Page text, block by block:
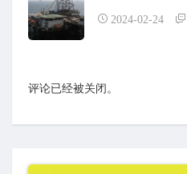
2024-02-24
评论已经被关闭。